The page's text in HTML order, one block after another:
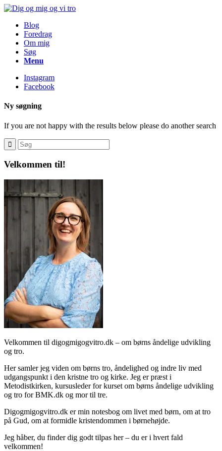
Blog
Foredrag
Om mig
Søg
Menu
Instagram
Facebook
Ny søgning
If you are not happy with the results below please do another search
Velkommen til!
Velkommen til digogmigogvitro.dk – om børns åndelige udvikling
og tro.
Her samler jeg viden om børns tro, åndelighed og indre liv med
udgangspunkt i den kristne tro og kirke. Jeg er præst i
Metodistkirken, kursusleder for kurset om børns åndelige udvikling
og tro for BMK.dk og mor til tre.
Digogmigogvitro.dk er min notesbog om livet med børn, om at tro
på Gud, om at formidle kristendommen i børnehøjde.
Jeg håber, du finder dig godt tilpas her – du er i hvert fald
velkommen!